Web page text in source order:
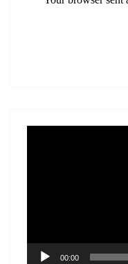
00:00